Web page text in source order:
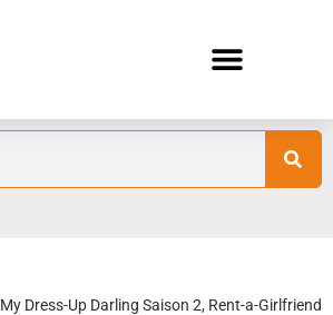
My Dress-Up Darling Saison 2, Rent-a-Girlfriend